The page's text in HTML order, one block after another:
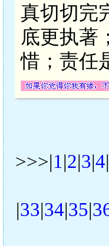
真切切完
底更执著
惜；责任
>>>|1|2|3|4|
|33|34|35|